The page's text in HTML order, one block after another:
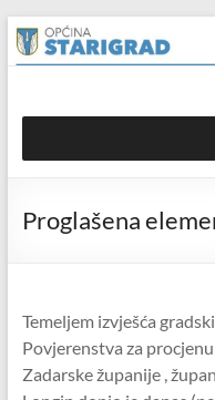
content
Skip
to
content
Općina
Starigrad
mrežna
Proglašena
Temeljem izvješća
Povjerenstva za
Zadarske županije ,